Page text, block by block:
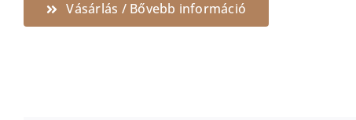
Vásárlás / Bővebb információ